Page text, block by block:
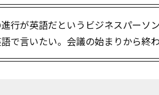
行が英語だというビジネスパーソ
で言いたい――。会議の始まりから